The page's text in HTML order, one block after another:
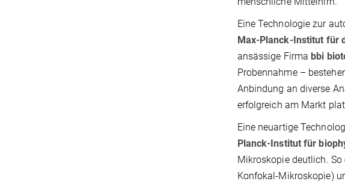
Eine Technologie zur
Max-Planck-Institut für
ansässige Firma bbi
Probennahme –
Anbindung an diverse
erfolgreich am Markt
Eine neuartige
Planck-Institut für
Mikroskopie deutlich.
Konfokal-Mikroskopie)